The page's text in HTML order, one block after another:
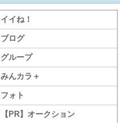
イイね！
ブログ
グループ
みんカラ＋
フォト
【PR】オークション